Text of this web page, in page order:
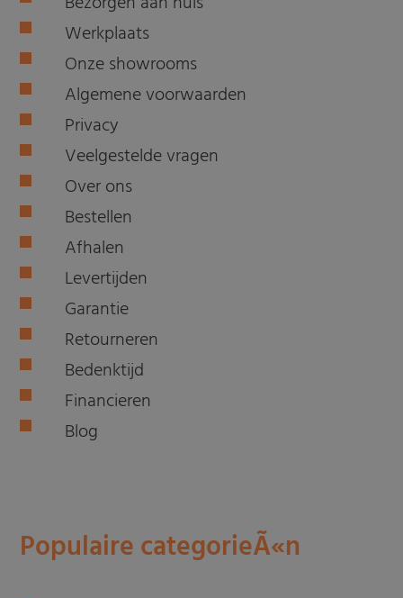
Werkplaats
Onze showrooms
Algemene voorwaarden
Privacy
Veelgestelde vragen
Over ons
Bestellen
Afhalen
Levertijden
Garantie
Retourneren
Bedenktijd
Financieren
Blog
Populaire categorieÃ«n